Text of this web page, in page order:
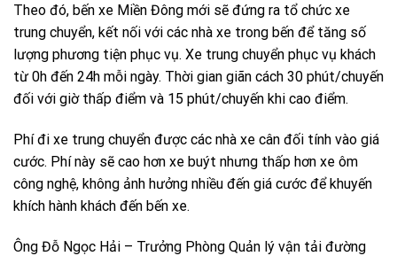
Theo đó, bến xe Miền Đông mới sẽ đứng ra tổ chức xe
trung chuyển, kết nối với các nhà xe trong bến để tăng số
lượng phương tiện phục vụ. Xe trung chuyển phục vụ khách
từ 0h đến 24h mỗi ngày. Thời gian giãn cách 30 phút/chuyến
đối với giờ thấp điểm và 15 phút/chuyến khi cao điểm.
Phí đi xe trung chuyển được các nhà xe cân đối tính vào giá
cước. Phí này sẽ cao hơn xe buýt nhưng thấp hơn xe ôm
công nghệ, không ảnh hưởng nhiều đến giá cước để khuyến
khích hành khách đến bến xe.
Ông Đỗ Ngọc Hải – Trưởng Phòng Quản lý vận tải đường